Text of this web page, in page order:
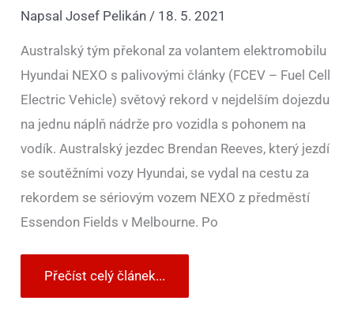
NapsalJosef Pelikán / 18. 5. 2021
Australský tým překonal za volantem elektromobilu
Hyundai NEXO s palivovými články (FCEV – Fuel Cell
Electric Vehicle) světový rekord v nejdelším dojezdu
na jednu náplň nádrže pro vozidla s pohonem na
vodík. Australský jezdec Brendan Reeves, který jezdí
se soutěžními vozy Hyundai, se vydal na cestu za
rekordem se sériovým vozem NEXO z předměstí
Essendon Fields v Melbourne. Po
Přečíst celý článek...